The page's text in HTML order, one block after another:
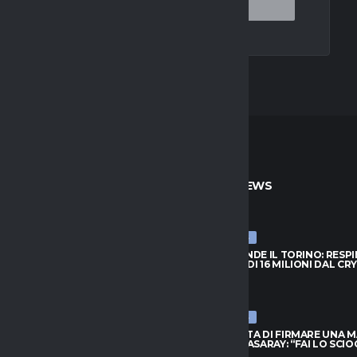
ULTIME NEWS
ULTIME NEWS
NJIE SI PRENDE IL TORINO:
L’OFFERTA DI 16 MILIONI DAL
ULTIME NEWS
LEAO RIFIUTA DI FIRMARE UNA
DEL GALATASARAY: “FAI LO